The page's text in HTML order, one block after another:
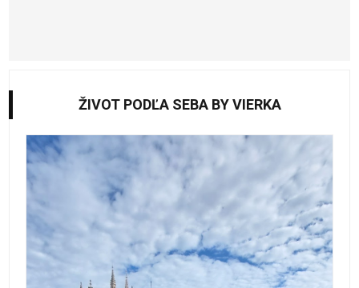
ŽIVOT PODĽA SEBA BY VIERKA